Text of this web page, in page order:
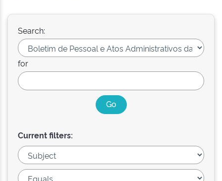
Search:
for
Current filters: